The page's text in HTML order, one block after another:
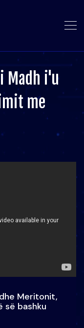
Madh i'u
me
Meritonit,
së bashku